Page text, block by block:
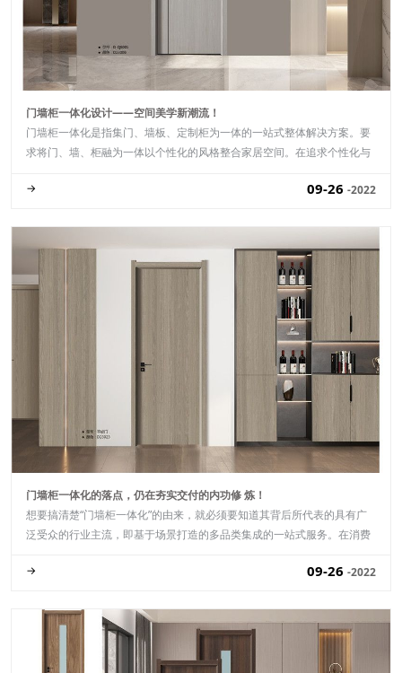
门墙柜一体化设计——空间美学新潮流！
门墙柜一体化是指集门、墙板、定制柜为一体的一站式整体解决方案。要
求将门、墙、柜融为一体以个性化的风格整合家居空间。在追求个性化与
→
09-26 -2022
门墙柜一体化的落点，仍在夯实交付的内功修 炼！
想要搞清楚“门墙柜一体化”的由来，就必须要知道其背后所代表的具有广
泛受众的行业主流，即基于场景打造的多品类集成的一站式服务。在消费
→
09-26 -2022